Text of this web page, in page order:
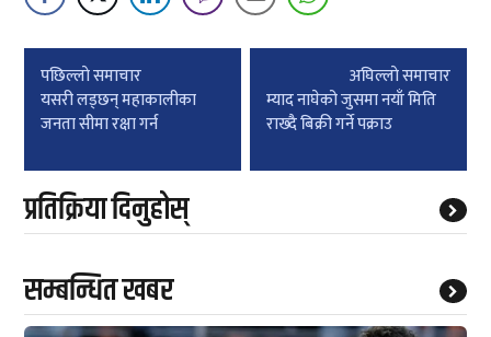
Post
navigation
पछिल्लाे समाचार
यसरी लड्छन् महाकालीका
जनता सीमा रक्षा गर्न
अघिल्लाे समाचार
म्याद नाघेको जुसमा नयाँ मिति
राख्दै बिक्री गर्ने पक्राउ
प्रतिक्रिया दिनुहोस्
सम्बन्धित खबर